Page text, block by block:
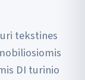
tekstines
DI turinio